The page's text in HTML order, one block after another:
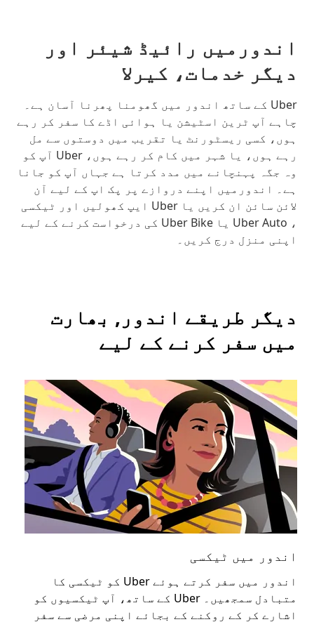
اندورمیں رائیڈ شیئر اور
دیگر خدمات، کیرلا
Uber کے ساتھ اندور میں گھومنا پھرنا آسان ہے۔
چاہے آپ ٹرین اسٹیشن یا ہوائی اڈے کا سفر کر رہے
ہوں، کسی ریسٹورنٹ یا تقریب میں دوستوں سے مل
رہے ہوں، یا شہر میں کام کر رہے ہوں، Uber آپ کو
وہ جگہ پہنچانے میں مدد کرتا ہے جہاں آپ کو جانا
ہے۔ اندورمیں اپنے دروازے پر پک اپ کے لیے آن
لائن سائن ان کریں یا Uber ایپ کھولیں اور ٹیکسی
، Uber Auto یا Uber Bike کی درخواست کرنے کے لیے
اپنی منزل درج کریں۔
دیگر طریقے اندور, بھارت
میں سفر کرنے کے لیے
اندور میں ٹیکسی
اندور میں سفر کرتے ہوئے Uber کو ٹیکسی کا
متبادل سمجھیں۔ Uber کے ساتھ، آپ ٹیکسیوں کو
اشارے کر کے روکنے کے بجائے اپنی مرضی سے سفر